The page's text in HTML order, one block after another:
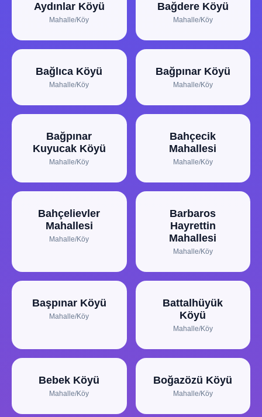
Aydınlar Köyü
Mahalle/Köy
Bağdere Köyü
Mahalle/Köy
Bağlıca Köyü
Mahalle/Köy
Bağpınar Köyü
Mahalle/Köy
Bağpınar
Kuyucak Köyü
Mahalle/Köy
Bahçecik
Mahallesi
Mahalle/Köy
Bahçelievler
Mahallesi
Mahalle/Köy
Barbaros
Hayrettin
Mahallesi
Mahalle/Köy
Başpınar Köyü
Mahalle/Köy
Battalhüyük
Köyü
Mahalle/Köy
Bebek Köyü
Mahalle/Köy
Boğazözü Köyü
Mahalle/Köy